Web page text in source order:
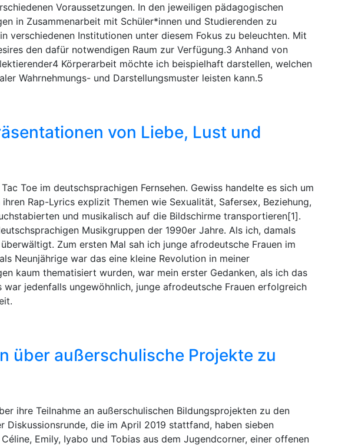
Voraussetzungen. In den jeweiligen pädagogischen
in Zusammenarbeit mit Schüler*innen und Studierenden zu
verschiedenen Institutionen unter diesem Fokus zu beleuchten. Mit
den dafür notwendigen Raum zur Verfügung.3 Anhand von
Körperarbeit möchte ich beispielhaft darstellen, welchen
Wahrnehmungs- und Darstellungsmuster leisten kann.5
von Liebe, Lust und
Toe im deutschsprachigen Fernsehen. Gewiss handelte es sich um
Rap-Lyrics explizit Themen wie Sexualität, Safersex, Beziehung,
und musikalisch auf die Bildschirme transportieren[1].
Musikgruppen der 1990er Jahre. Als ich, damals
Zum ersten Mal sah ich junge afrodeutsche Frauen im
Neunjährige war das eine kleine Revolution in meiner
kaum thematisiert wurden, war mein erster Gedanken, als ich das
war jedenfalls ungewöhnlich, junge afrodeutsche Frauen erfolgreich
über außerschulische Projekte zu
ihre Teilnahme an außerschulischen Bildungsprojekten zu den
die im April 2019 stattfand, haben sieben
Emily, Iyabo und Tobias aus dem Jugendcorner, einer offenen